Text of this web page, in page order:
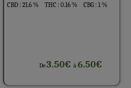
CBD : 21.6 % THC : 0.16 % CBG : 1 %
De3.50€ à6.50€